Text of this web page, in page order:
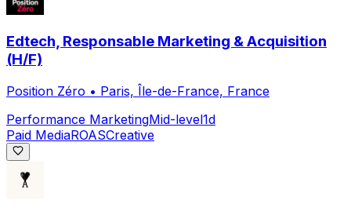
Edtech, Responsable Marketing & Acquisition
(H/F)
Position Zéro • Paris, Île-de-France, France
Performance MarketingMid-level1d
Paid MediaROASCreative